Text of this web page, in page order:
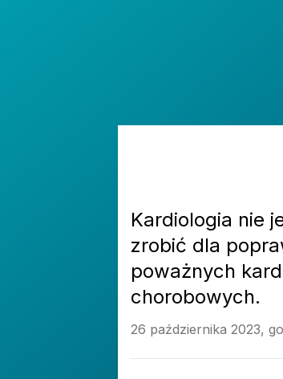
Kardiologia nie
zrobić dla
poważnych
chorobowych.
26 października 2023,